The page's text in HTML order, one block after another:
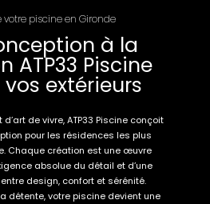
votre piscine en Gironde
à la
ATP33 Piscine
extérieurs
de vivre, ATP33 Piscine conçoit
pour les résidences les plus
Chaque création est une œuvre
absolue du détail et d’une
design, confort et sérénité.
détente, votre piscine devient une